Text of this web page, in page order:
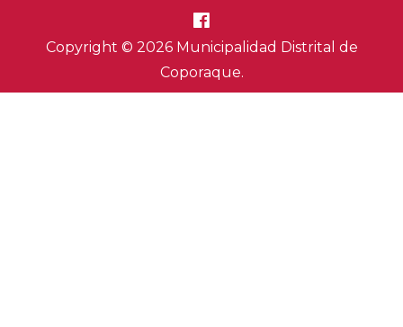
Copyright © 2026 Municipalidad Distrital de
Coporaque.